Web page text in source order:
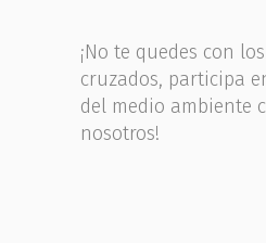
¡No te quedes con
cruzados, participa
del medio ambiente
nosotros!